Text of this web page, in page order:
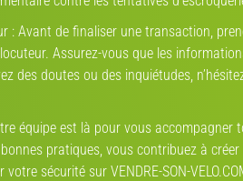
aussi vous
: Avant de finaliser une transaction,
Assurez-vous que les
des doutes ou des inquiétudes,
équipe est là pour vous accompagner
pratiques, vous contribuez à créer
sécurité sur VENDRE-SON-